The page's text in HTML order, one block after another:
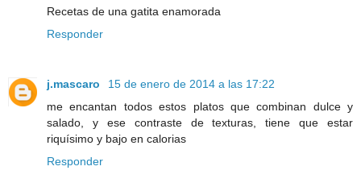
Recetas de una gatita enamorada
Responder
j.mascaro
15 de enero de 2014 a las 17:22
me encantan todos estos platos que combinan dulce y
salado, y ese contraste de texturas, tiene que estar
riquísimo y bajo en calorias
Responder